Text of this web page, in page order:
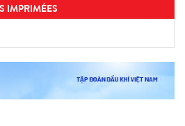
IMPRIMÉES